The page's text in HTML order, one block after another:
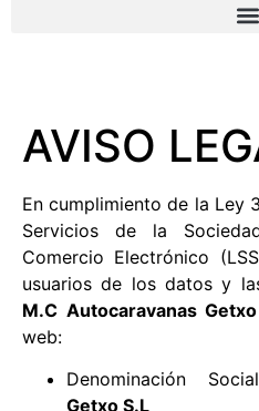
AVISO
En cumplimiento de la Ley
Servicios de la
Comercio Electrónico
usuarios de los datos y
M.C Autocaravanas
web:
Denominación
Getxo S.L